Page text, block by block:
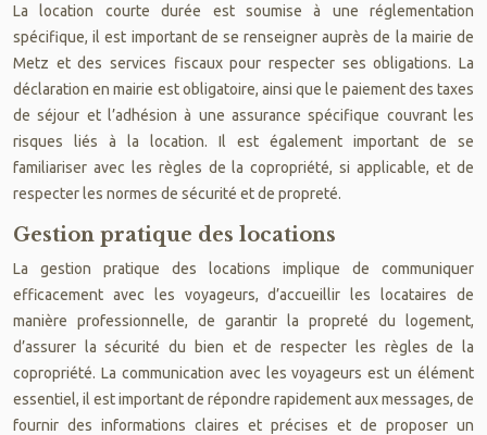
La location courte durée est soumise à une réglementation
spécifique, il est important de se renseigner auprès de la mairie de
Metz et des services fiscaux pour respecter ses obligations. La
déclaration en mairie est obligatoire, ainsi que le paiement des taxes
de séjour et l’adhésion à une assurance spécifique couvrant les
risques liés à la location. Il est également important de se
familiariser avec les règles de la copropriété, si applicable, et de
respecter les normes de sécurité et de propreté.
Gestion pratique des locations
La gestion pratique des locations implique de communiquer
efficacement avec les voyageurs, d’accueillir les locataires de
manière professionnelle, de garantir la propreté du logement,
d’assurer la sécurité du bien et de respecter les règles de la
copropriété. La communication avec les voyageurs est un élément
essentiel, il est important de répondre rapidement aux messages, de
fournir des informations claires et précises et de proposer un